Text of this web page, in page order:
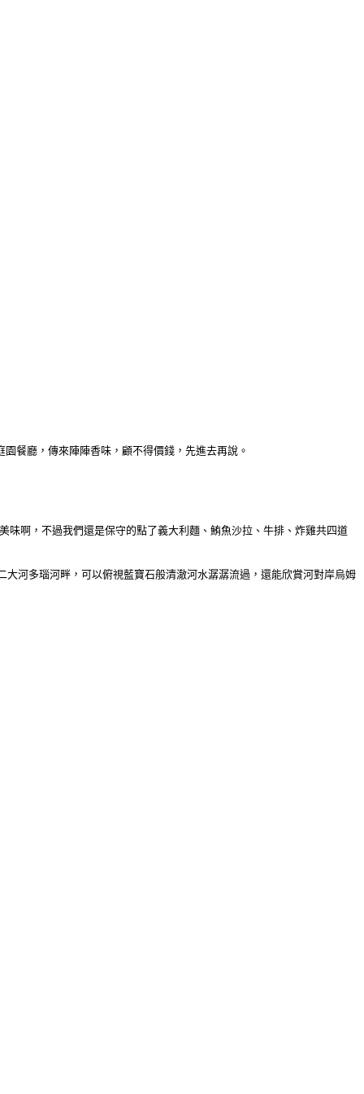
餐廳，傳來陣陣香味，顧不得價錢，先進去再說。
味啊，不過我們還是保守的點了義大利麵、鮪魚沙拉、牛排、炸雞共四道
河多瑙河畔，可以俯視藍寶石般清澈河水潺潺流過，還能欣賞河對岸烏姆